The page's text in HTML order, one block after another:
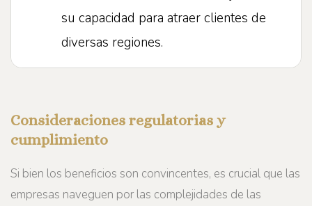
su capacidad para atraer clientes de
diversas regiones.
Consideraciones regulatorias y
cumplimiento
Si bien los beneficios son convincentes, es crucial que las
empresas naveguen por las complejidades de las